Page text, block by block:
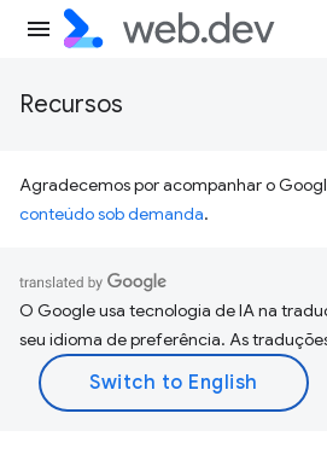
Recursos
Agradecemos por acompanhar o
conteúdo sob demanda.
O Google usa tecnologia de IA na
seu idioma de preferência. As